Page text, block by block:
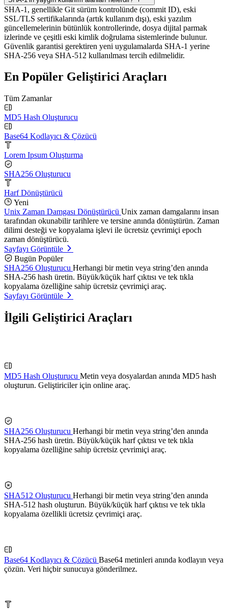
SHA-1, genellikle Git sürüm kontrolünde (commit ID), eski
SSL/TLS sertifikalarında (artık kullanım dışı), eski yazılım
güncellemelerinin bütünlük kontrollerinde, dosya dijital parmak
izlerinde ve çeşitli eski kimlik doğrulama sistemlerinde bulunur.
Güvenlik garantisi gerektiren yeni uygulamalarda SHA-1 yerine
SHA-256 veya SHA-512 kullanılması tercih edilmelidir.
En Popüler Geliştirici Araçları
Tüm Zamanlar
MD5 Hash Oluşturucu
Base64 Kodlayıcı & Çözücü
Lorem Ipsum Oluşturma
SHA256 Oluşturucu
Harf Dönüştürücü
Yeni
Unix Zaman Damgası Dönüştürücü Unix zaman damgalarını insan
tarafından okunabilir tarihlere ve tersine anında dönüştürün. Zaman
dilimi desteği ve kopyalama işlevi ile ücretsiz çevrimiçi epoch
zaman dönüştürücü.
Sayfayı Görüntüle
Bugün Popüler
SHA256 Oluşturucu Herhangi bir metin veya string’den anında
SHA-256 hash üretin. Büyük/küçük harf çıktısı ve tek tıkla
kopyalama özelliğine sahip ücretsiz çevrimiçi araç.
Sayfayı Görüntüle
İlgili Geliştirici Araçları
MD5 Hash Oluşturucu Metin veya dosyalardan anında MD5 hash
oluşturun. Geliştiriciler için online araç.
SHA256 Oluşturucu Herhangi bir metin veya string’den anında
SHA-256 hash üretin. Büyük/küçük harf çıktısı ve tek tıkla
kopyalama özelliğine sahip ücretsiz çevrimiçi araç.
SHA512 Oluşturucu Herhangi bir metin veya string’den anında
SHA-512 hash oluşturun. Büyük/küçük harf çıktısı ve tek tıkla
kopyalama özellikli ücretsiz çevrimiçi araç.
Base64 Kodlayıcı & Çözücü Base64 metinleri anında kodlayın veya
çözün. Veri hiçbir sunucuya gönderilmez.